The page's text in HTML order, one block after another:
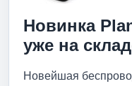
Новинка
уже на
Новейшая